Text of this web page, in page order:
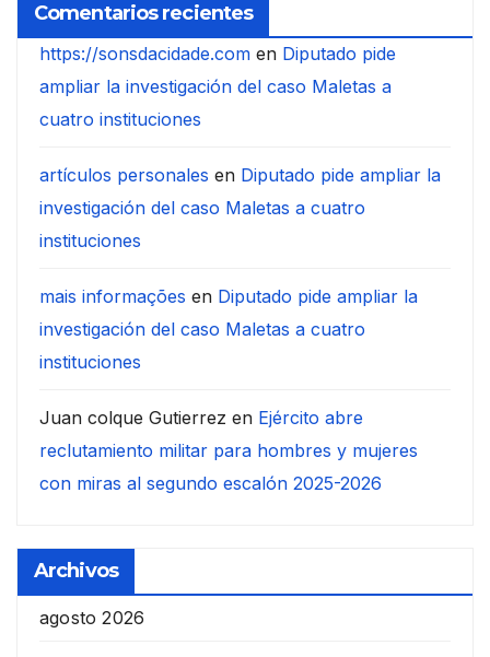
Comentarios recientes
https://sonsdacidade.com en Diputado pide
ampliar la investigación del caso Maletas a
cuatro instituciones
artículos personales en Diputado pide ampliar la
investigación del caso Maletas a cuatro
instituciones
mais informações en Diputado pide ampliar la
investigación del caso Maletas a cuatro
instituciones
Juan colque Gutierrez en Ejército abre
reclutamiento militar para hombres y mujeres
con miras al segundo escalón 2025-2026
Archivos
agosto 2026